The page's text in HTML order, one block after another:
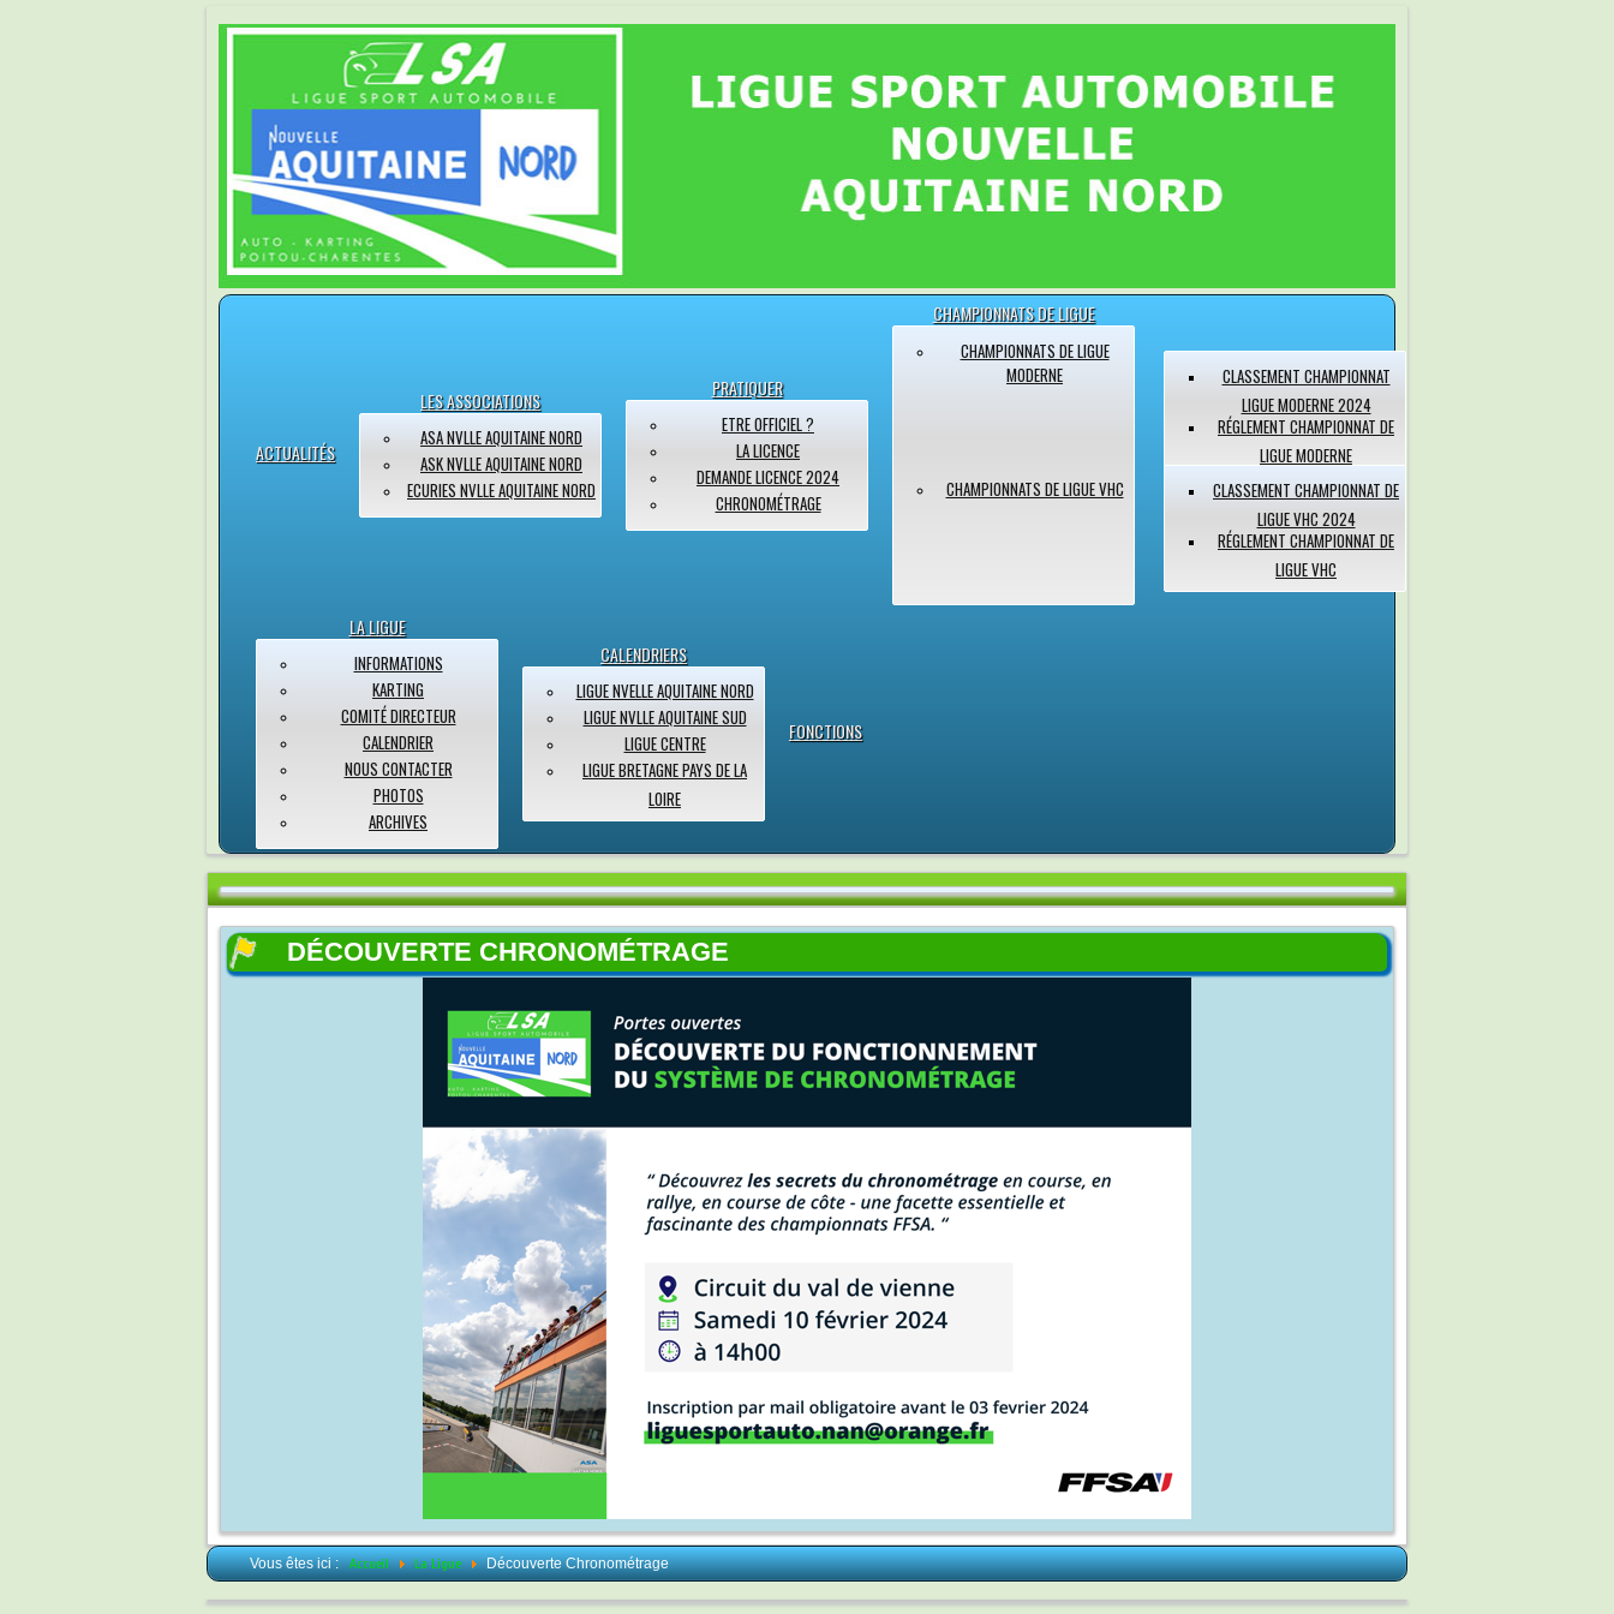
ACTUALITÉS
LES ASSOCIATIONS
ASA NVLLE AQUITAINE NORD
ASK NVLLE AQUITAINE NORD
ECURIES NVLLE AQUITAINE NORD
PRATIQUER
ETRE OFFICIEL ?
LA LICENCE
DEMANDE LICENCE 2024
CHRONOMÉTRAGE
CHAMPIONNATS DE LIGUE
CHAMPIONNATS DE LIGUE
MODERNE
CLASSEMENT CHAMPIONNAT
LIGUE MODERNE 2024
RÉGLEMENT CHAMPIONNAT DE
LIGUE MODERNE
CHAMPIONNATS DE LIGUE VHC CLASSEMENT CHAMPIONNAT DE
LIGUE VHC 2024
RÉGLEMENT CHAMPIONNAT DE
LIGUE VHC
LA LIGUE
INFORMATIONS
KARTING
COMITÉ DIRECTEUR
CALENDRIER
NOUS CONTACTER
PHOTOS
ARCHIVES
CALENDRIERS
LIGUE NVELLE AQUITAINE NORD
LIGUE NVLLE AQUITAINE SUD
LIGUE CENTRE
LIGUE BRETAGNE PAYS DE LA
LOIRE
FONCTIONS
DÉCOUVERTE CHRONOMÉTRAGE
Vous êtes ici :Accueil La Ligue Découverte Chronométrage